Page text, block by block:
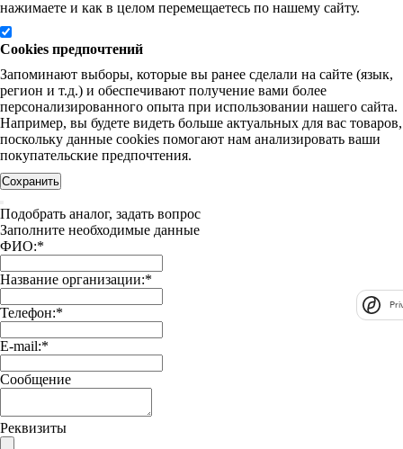
нажимаете и как в целом перемещаетесь по нашему сайту.
Cookies предпочтений
Запоминают выборы, которые вы ранее сделали на сайте (язык,
регион и т.д.) и обеспечивают получение вами более
персонализированного опыта при использовании нашего сайта.
Например, вы будете видеть больше актуальных для вас товаров,
поскольку данные cookies помогают нам анализировать ваши
покупательские предпочтения.
Сохранить
Подобрать аналог, задать вопрос
Заполните необходимые данные
ФИО:*
Название организации:*
Телефон:*
E-mail:*
Сообщение
Реквизиты